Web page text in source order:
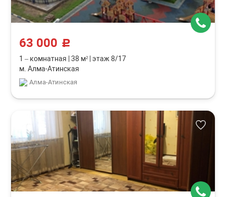
63 000 c
1 – комнатная 38 м² этаж 8/17
м. Алма-Атинская
Алма-Атинская